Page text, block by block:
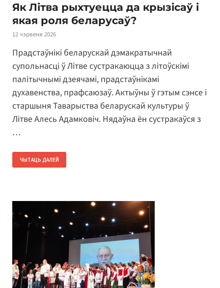
Як Літва рыхтуецца да крызісаў і
якая роля беларусаў?
12 чэрвеня 2026
Прадстаўнікі беларускай дэмакратычнай
супольнасці ў Літве сустракаюцца з літоўскімі
палітычнымі дзеячамі, прадстаўнікамі
духавенства, прафсаюзаў. Актыўны ў гэтым сэнсе і
старшыня Таварыства беларускай культуры ў
Літве Алесь Адамковіч. Нядаўна ён сустракаўся з
…
ЧЫТАЦЬ ДАЛЕЙ